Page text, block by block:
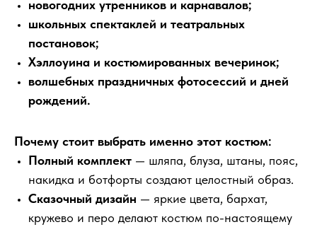
новогодних утренников и карнавалов;
школьных спектаклей и театральных
постановок;
Хэллоуина и костюмированных вечеринок;
волшебных праздничных фотосессий и дней
рождений.
Почему стоит выбрать именно этот костюм:
Полный комплект — шляпа, блуза, штаны, пояс,
накидка и ботфорты создают целостный образ.
Сказочный дизайн — яркие цвета, бархат,
кружево и перо делают костюм по-настоящему